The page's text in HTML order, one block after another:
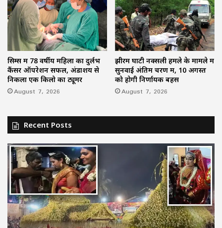
सिम्स में 78 वर्षीय महिला का दुर्लभ
कैंसर ऑपरेशन सफल, अंडाशय से
निकला एक किलो का ट्यूमर
August 7, 2026
झीरम घाटी नक्सली हमले के मामले में
सुनवाई अंतिम चरण में, 10 अगस्त
को होगी निर्णायक बहस
August 7, 2026
Recent Posts